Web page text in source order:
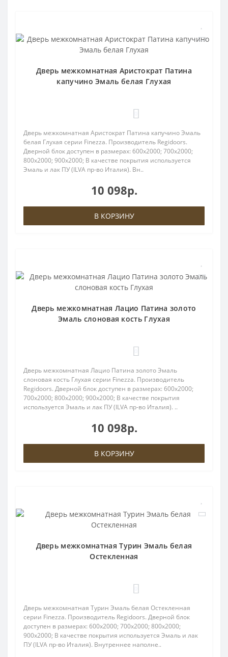
Дверь межкомнатная Аристократ Патина
капучино Эмаль белая Глухая
Дверь межкомнатная Аристократ Патина капучино Эмаль
белая Глухая серии Finezza. Производитель Regidoors.
Дверной блок доступен в размерах: 600x2000; 700x2000;
800x2000; 900x2000; В качестве покрытия используется
Эмаль и лак ПУ (ILVA пр-во Италия). Вн..
10 098р.
В КОРЗИНУ
Дверь межкомнатная Лацио Патина золото
Эмаль слоновая кость Глухая
Дверь межкомнатная Лацио Патина золото Эмаль
слоновая кость Глухая серии Finezza. Производитель
Regidoors. Дверной блок доступен в размерах: 600x2000;
700x2000; 800x2000; 900x2000; В качестве покрытия
используется Эмаль и лак ПУ (ILVA пр-во Италия). ..
10 098р.
В КОРЗИНУ
Дверь межкомнатная Турин Эмаль белая
Остекленная
Дверь межкомнатная Турин Эмаль белая Остекленная
серии Finezza. Производитель Regidoors. Дверной блок
доступен в размерах: 600x2000; 700x2000; 800x2000;
900x2000; В качестве покрытия используется Эмаль и лак
ПУ (ILVA пр-во Италия). Внутреннее наполне..